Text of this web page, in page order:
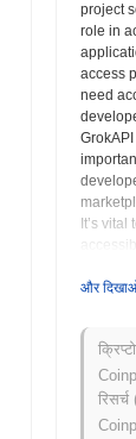
project
role in
access
need
It’s
मैं
और